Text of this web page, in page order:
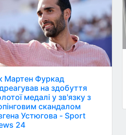
Мартен Фуркад
на здобуття
медалі у зв'язку з
скандалом
Устюгова - Sport
24